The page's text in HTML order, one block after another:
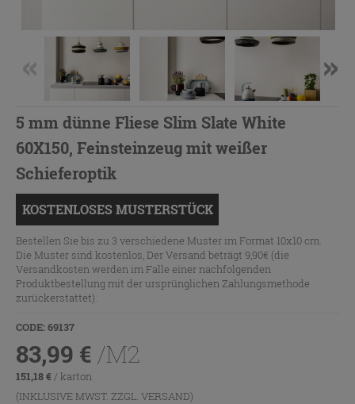
5 mm dünne Fliese Slim Slate White
60X150, Feinsteinzeug mit weißer
Schieferoptik
KOSTENLOSES MUSTERSTÜCK
Bestellen Sie bis zu 3 verschiedene Muster im Format 10x10 cm.
Die Muster sind kostenlos, Der Versand beträgt 9,90€ (die
Versandkosten werden im Falle einer nachfolgenden
Produktbestellung mit der ursprünglichen Zahlungsmethode
zurückerstattet).
CODE: 69137
83,99 € /M2
151,18€ / karton
(INKLUSIVE MWST. ZZGL. VERSAND)